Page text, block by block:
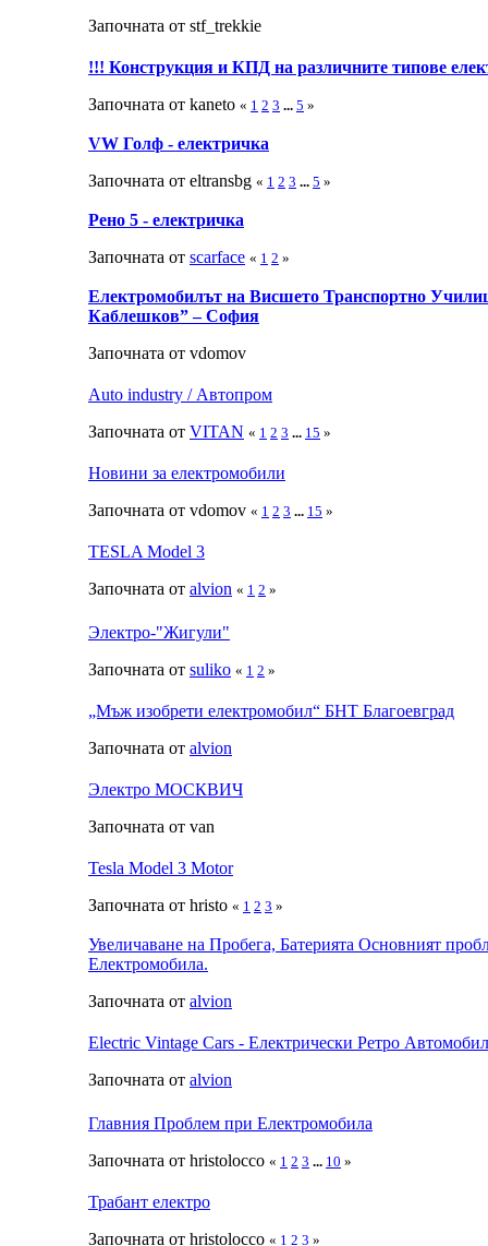
Започната от stf_trekkie
!!! Конструкция и КПД на различните типове
Започната от kaneto « 1 2 3 ... 5 »
VW Голф - електричка
Започната от eltransbg « 1 2 3 ... 5 »
Рено 5 - електричка
Започната от scarface « 1 2 »
Електромобилът на Висшето Транспортно
Каблешков” – София
Започната от vdomov
Auto industry / Автопром
Започната от VITAN « 1 2 3 ... 15 »
Новини за електромобили
Започната от vdomov « 1 2 3 ... 15 »
TESLA Model 3
Започната от alvion « 1 2 »
Электро-"Жигули"
Започната от suliko « 1 2 »
„Мъж изобрети електромобил“ БНТ Благоевград
Започната от alvion
Электро МОСКВИЧ
Започната от van
Tesla Model 3 Motor
Започната от hristo « 1 2 3 »
Увеличаване на Пробега, Батерията Основният
Електромобила.
Започната от alvion
Electric Vintage Cars - Електрически Ретро
Започната от alvion
Главния Проблем при Електромобила
Започната от hristolocco « 1 2 3 ... 10 »
Трабант електро
Започната от hristolocco « 1 2 3 »